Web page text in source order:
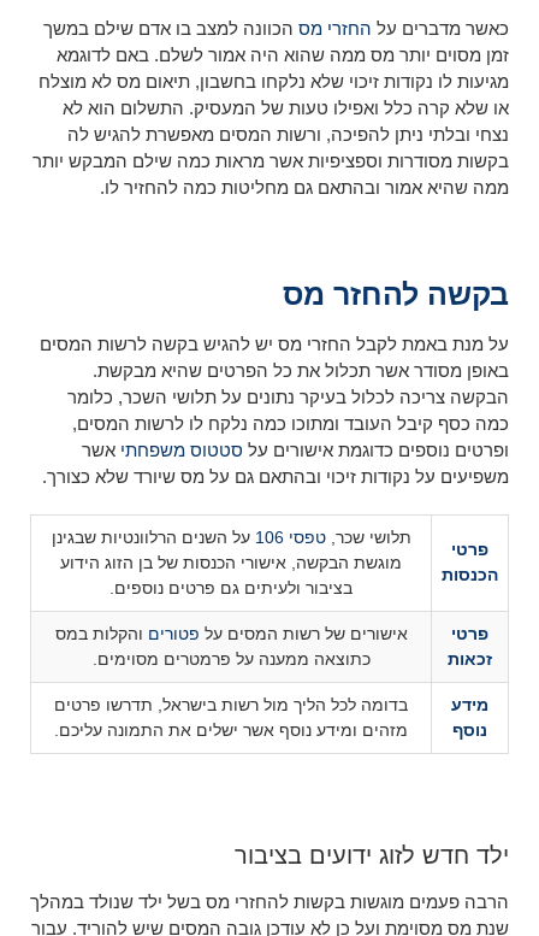
כאשר מדברים על החזרי מס הכוונה למצב בו אדם שילם במשך
זמן מסוים יותר מס ממה שהוא היה אמור לשלם. באם לדוגמא
מגיעות לו נקודות זיכוי שלא נלקחו בחשבון, תיאום מס לא מוצלח
או שלא קרה כלל ואפילו טעות של המעסיק. התשלום הוא לא
נצחי ובלתי ניתן להפיכה, ורשות המסים מאפשרת להגיש לה
בקשות מסודרות וספציפיות אשר מראות כמה שילם המבקש יותר
ממה שהיא אמור ובהתאם גם מחליטות כמה להחזיר לו.
בקשה להחזר מס
על מנת באמת לקבל החזרי מס יש להגיש בקשה לרשות המסים
באופן מסודר אשר תכלול את כל הפרטים שהיא מבקשת.
הבקשה צריכה לכלול בעיקר נתונים על תלושי השכר, כלומר
כמה כסף קיבל העובד ומתוכו כמה נלקח לו לרשות המסים,
ופרטים נוספים כדוגמת אישורים על סטטוס משפחתי אשר
משפיעים על נקודות זיכוי ובהתאם גם על מס שיורד שלא כצורך.
פרטי
הכנסות
תלושי שכר,טפסי 106
על השנים הרלוונטיות שבגינן
מוגשת הבקשה, אישורי הכנסות של בן הזוג הידוע
בציבור ולעיתים גם פרטים נוספים.
פרטי
זכאות
אישורים של רשות המסים על פטורים והקלות במס
כתוצאה ממענה על פרמטרים מסוימים.
מידע
נוסף
בדומה לכל הליך מול רשות בישראל, תדרשו פרטים
מזהים ומידע נוסף אשר ישלים את התמונה עליכם.
ילד חדש לזוג ידועים בציבור
הרבה פעמים מוגשות בקשות להחזרי מס בשל ילד שנולד במהלך
שנת מס מסוימת ועל כן לא עודכן גובה המסים שיש להוריד. עבור